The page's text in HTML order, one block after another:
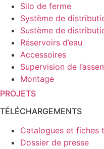
Silo de ferme
Système de
Sustème de
Réservoirs d’eau
Accessoires
Supervision de
Montage
PROJETS
TÉLÉCHARGEMENTS
Catalogues et fiches
Dossier de presse